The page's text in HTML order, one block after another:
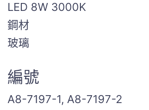
LED 8W 3000K
鋼材
玻璃
編號
A8-7197-1, A8-7197-2